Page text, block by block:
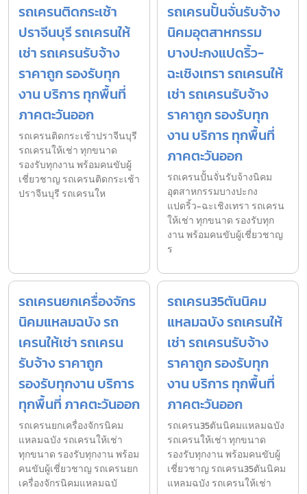
รถเครนติดกระเช้า
ปราจีนบุรี รถเครนให้
เช่า รถเครนรับจ้าง
ราคาถูก รองรับทุก
งาน บริการ ทุกพื้นที่
ภาคตะวันออก
รถเครนติดกระเช้าปราจีนบุรี
รถเครนให้เช่า ทุกขนาด
รองรับทุกงาน พร้อมคนขับผู้
เชี่ยวชาญ รถเครนติดกระเช้า
ปราจีนบุรี รถเครนให
รถเครนปั้นจั่นรับจ้าง
นิคมอุตสาหกรรม
บางปะกงแปดริ้ว-
ฉะเชิงเทรา รถเครนให้
เช่า รถเครนรับจ้าง
ราคาถูก รองรับทุก
งาน บริการ ทุกพื้นที่
ภาคตะวันออก
รถเครนปั้นจั่นรับจ้างนิคม
อุตสาหกรรมบางปะกง
แปดริ้ว-ฉะเชิงเทรา รถเครน
ให้เช่า ทุกขนาด รองรับทุก
งาน พร้อมคนขับผู้เชี่ยวชาญ
ร
รถเครนยกเครื่องจักร
นิคมแหลมฉบัง รถ
เครนให้เช่า รถเครน
รับจ้าง ราคาถูก
รองรับทุกงาน บริการ
ทุกพื้นที่ ภาคตะวันออก
รถเครนยกเครื่องจักรนิคม
แหลมฉบัง รถเครนให้เช่า
ทุกขนาด รองรับทุกงาน พร้อม
คนขับผู้เชี่ยวชาญ รถเครนยก
เครื่องจักรนิคมแหลมฉบั
รถเครน35ตันนิคม
แหลมฉบัง รถเครนให้
เช่า รถเครนรับจ้าง
ราคาถูก รองรับทุก
งาน บริการ ทุกพื้นที่
ภาคตะวันออก
รถเครน35ตันนิคมแหลมฉบัง
รถเครนให้เช่า ทุกขนาด
รองรับทุกงาน พร้อมคนขับผู้
เชี่ยวชาญ รถเครน35ตันนิคม
แหลมฉบัง รถเครนให้เช่า